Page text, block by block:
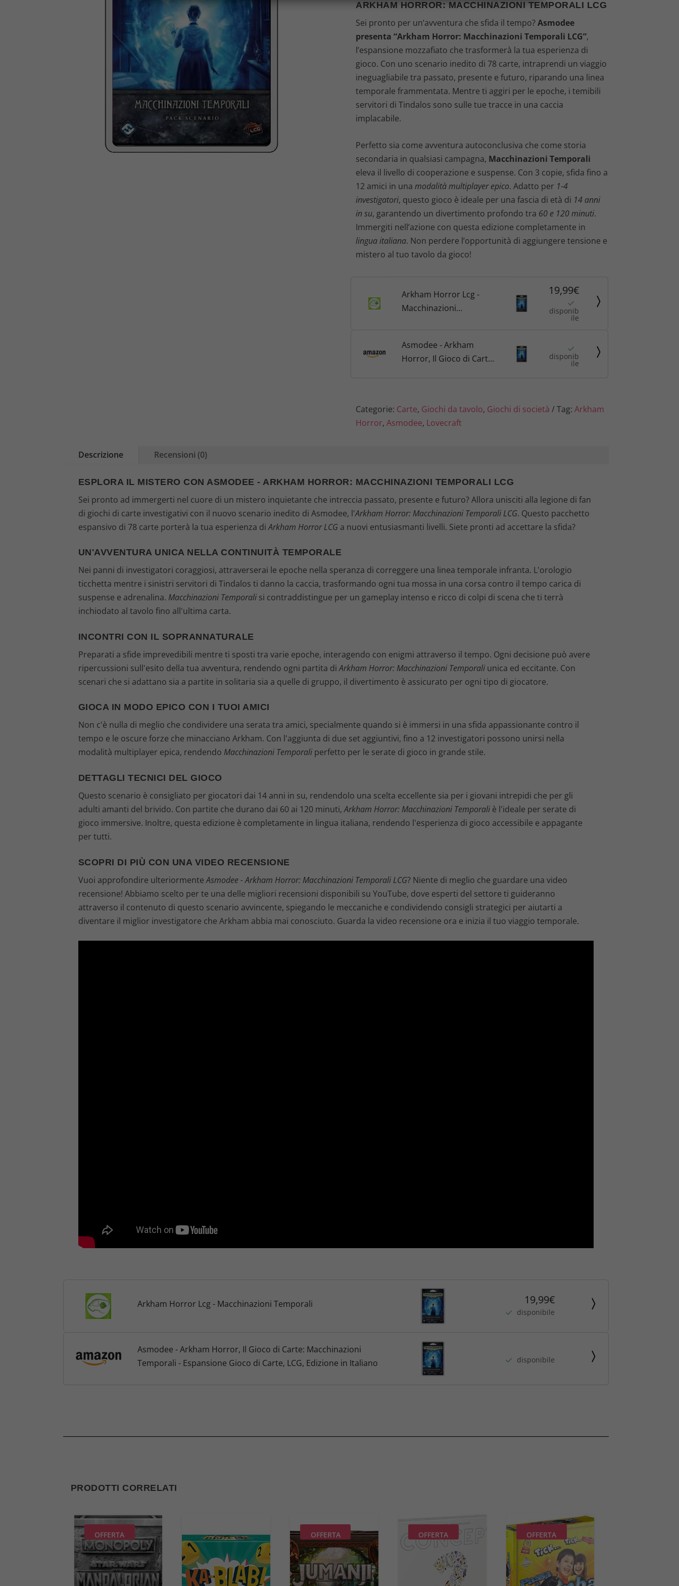
ARKHAM HORROR: MACCHINAZIONI TEMPORALI LCG
Sei pronto per un’avventura che sfida il tempo?Asmodee
presenta “Arkham Horror: Macchinazioni Temporali LCG”,
l’espansione mozzafiato che trasformerà la tua esperienza di
gioco. Con uno scenario inedito di 78 carte, intraprendi un viaggio
ineguagliabile tra passato, presente e futuro, riparando una linea
temporale frammentata. Mentre ti aggiri per le epoche, i temibili
servitori di Tindalos sono sulle tue tracce in una caccia
implacabile.
Perfetto sia come avventura autoconclusiva che come storia
secondaria in qualsiasi campagna, Macchinazioni Temporali
eleva il livello di cooperazione e suspense. Con 3 copie, sfida fino a
12 amici in unamodalità multiplayer epico. Adatto per 1-4
investigatori, questo gioco è ideale per una fascia di età di 14 anni
in su, garantendo un divertimento profondo tra 60 e 120 minuti.
Immergiti nell’azione con questa edizione completamente in
lingua italiana. Non perdere l’opportunità di aggiungere tensione e
mistero al tuo tavolo da gioco!
Arkham Horror Lcg -
Macchinazioni
19,99€
disponib
ile
Asmodee - Arkham
Horror, Il Gioco di Carte:
Edizione in Italiano
disponib
ile
Categorie: Carte, Giochi da tavolo, Giochi di società Tag:Arkham
Horror,Asmodee, Lovecraft
Descrizione Recensioni (0)
ESPLORA IL MISTERO CON ASMODEE - ARKHAM HORROR: MACCHINAZIONI TEMPORALI LCG
Sei pronto ad immergerti nel cuore di un mistero inquietante che intreccia passato, presente e futuro? Allora unisciti alla legione di fan
di giochi di carte investigativi con il nuovo scenario inedito di Asmodee, l'Arkham Horror: Macchinazioni Temporali LCG. Questo pacchetto
espansivo di 78 carte porterà la tua esperienza diArkham Horror LCG a nuovi entusiasmanti livelli. Siete pronti ad accettare la sfida?
UN'AVVENTURA UNICA NELLA CONTINUITÀ TEMPORALE
Nei panni di investigatori coraggiosi, attraverserai le epoche nella speranza di correggere una linea temporale infranta. L'orologio
ticchetta mentre i sinistri servitori di Tindalos ti danno la caccia, trasformando ogni tua mossa in una corsa contro il tempo carica di
suspense e adrenalina. Macchinazioni Temporalisi contraddistingue per un gameplay intenso e ricco di colpi di scena che ti terrà
inchiodato al tavolo fino all'ultima carta.
INCONTRI CON IL SOPRANNATURALE
Preparati a sfide imprevedibili mentre ti sposti tra varie epoche, interagendo con enigmi attraverso il tempo. Ogni decisione può avere
ripercussioni sull'esito della tua avventura, rendendo ogni partita diArkham Horror: Macchinazioni Temporaliunica ed eccitante. Con
scenari che si adattano sia a partite in solitaria sia a quelle di gruppo, il divertimento è assicurato per ogni tipo di giocatore.
GIOCA IN MODO EPICO CON I TUOI AMICI
Non c'è nulla di meglio che condividere una serata tra amici, specialmente quando si è immersi in una sfida appassionante contro il
tempo e le oscure forze che minacciano Arkham. Con l'aggiunta di due set aggiuntivi, fino a 12 investigatori possono unirsi nella
modalità multiplayer epica, rendendo Macchinazioni Temporaliperfetto per le serate di gioco in grande stile.
DETTAGLI TECNICI DEL GIOCO
Questo scenario è consigliato per giocatori dai 14 anni in su, rendendolo una scelta eccellente sia per i giovani intrepidi che per gli
adulti amanti del brivido. Con partite che durano dai 60 ai 120 minuti,Arkham Horror: Macchinazioni Temporaliè l'ideale per serate di
gioco immersive. Inoltre, questa edizione è completamente in lingua italiana, rendendo l'esperienza di gioco accessibile e appagante
per tutti.
SCOPRI DI PIÙ CON UNA VIDEO RECENSIONE
Vuoi approfondire ulteriormenteAsmodee - Arkham Horror: Macchinazioni Temporali LCG? Niente di meglio che guardare una video
recensione! Abbiamo scelto per te una delle migliori recensioni disponibili su YouTube, dove esperti del settore ti guideranno
attraverso il contenuto di questo scenario avvincente, spiegando le meccaniche e condividendo consigli strategici per aiutarti a
diventare il miglior investigatore che Arkham abbia mai conosciuto. Guarda la video recensione ora e inizia il tuo viaggio temporale.
Arkham Horror Lcg - Macchinazioni Temporali 19,99€
disponibile
Asmodee - Arkham Horror, Il Gioco di Carte: Macchinazioni
Temporali - Espansione Gioco di Carte, LCG, Edizione in Italiano
disponibile
PRODOTTI CORRELATI
OFFERTA OFFERTA OFFERTA OFFERTA